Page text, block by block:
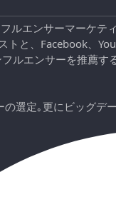
ルエンサーマーケ
トと、Facebook、
ルエンサーを推薦
選定｡更にビッグデ